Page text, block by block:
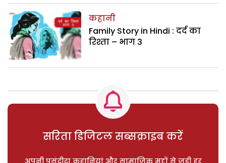
कहानी
Family Story in Hindi : दर्द का
रिश्ता – भाग 3
सरिता डिजिटल सब्सक्राइब करें